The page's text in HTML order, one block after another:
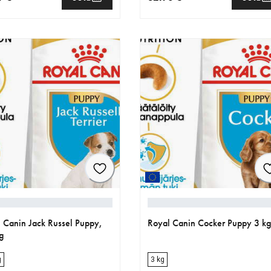
Canin Jack Russel Puppy,
Royal Canin Cocker Puppy 3 kg
3 kg